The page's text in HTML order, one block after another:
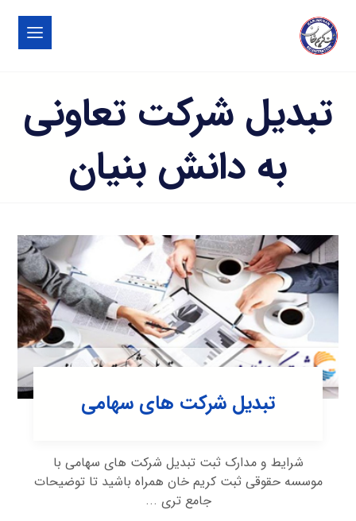
تبدیل شرکت تعاونی
به دانش بنیان
تبدیل شرکت های سهامی
شرایط و مدارک ثبت تبدیل شرکت های سهامی با
موسسه حقوقی ثبت کریم خان همراه باشید تا توضیحات
جامع تری ...